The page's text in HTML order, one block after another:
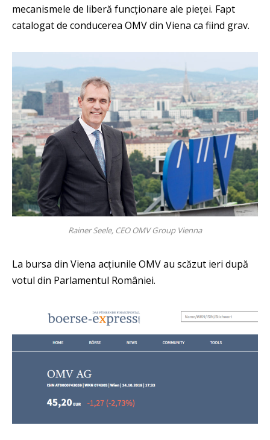
mecanismele de liberă funcționare ale pieței. Fapt
catalogat de conducerea OMV din Viena ca fiind grav.
Rainer Seele, CEO OMV Group Vienna
La bursa din Viena acțiunile OMV au scăzut ieri după
votul din Parlamentul României.